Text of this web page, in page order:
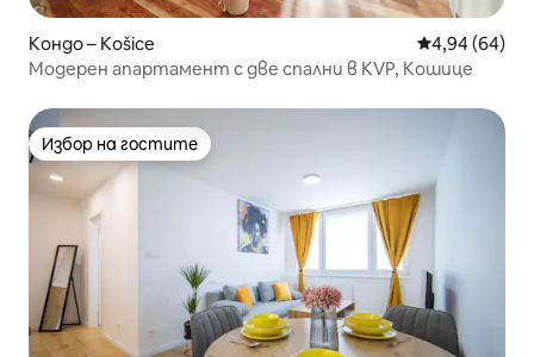
Кондо – Košice Средна
4,94 (64)
Модерен апартамент с две спални в KVP, Кошице
Избор на гостите
Избор на гостите